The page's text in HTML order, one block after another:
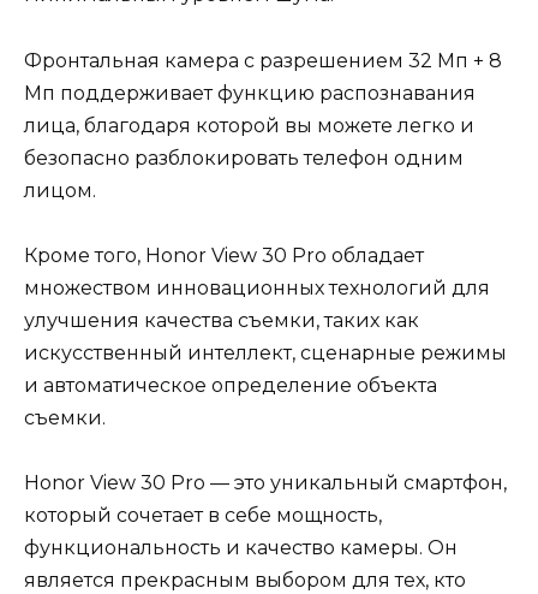
Фронтальная камера с разрешением 32 Мп + 8
Мп поддерживает функцию распознавания
лица, благодаря которой вы можете легко и
безопасно разблокировать телефон одним
лицом.
Кроме того, Honor View 30 Pro обладает
множеством инновационных технологий для
улучшения качества съемки, таких как
искусственный интеллект, сценарные режимы
и автоматическое определение объекта
съемки.
Honor View 30 Pro — это уникальный смартфон,
который сочетает в себе мощность,
функциональность и качество камеры. Он
является прекрасным выбором для тех, кто